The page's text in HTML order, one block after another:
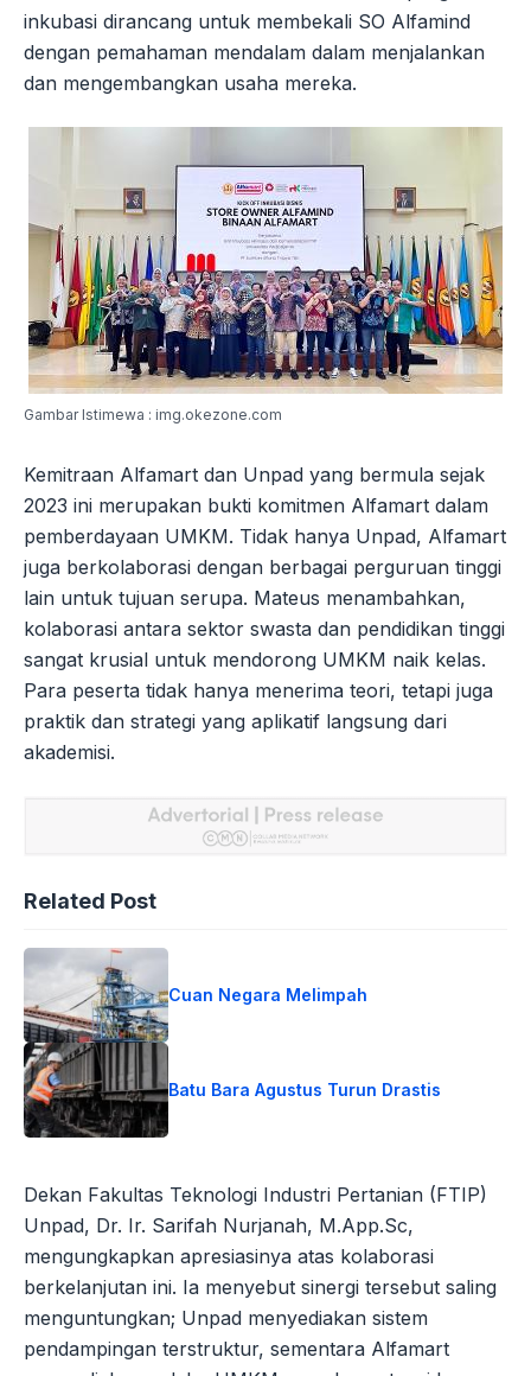
inkubasi dirancang untuk membekali SO Alfamind
dengan pemahaman mendalam dalam menjalankan
dan mengembangkan usaha mereka.
Gambar Istimewa : img.okezone.com
Kemitraan Alfamart dan Unpad yang bermula sejak
2023 ini merupakan bukti komitmen Alfamart dalam
pemberdayaan UMKM. Tidak hanya Unpad, Alfamart
juga berkolaborasi dengan berbagai perguruan tinggi
lain untuk tujuan serupa. Mateus menambahkan,
kolaborasi antara sektor swasta dan pendidikan tinggi
sangat krusial untuk mendorong UMKM naik kelas.
Para peserta tidak hanya menerima teori, tetapi juga
praktik dan strategi yang aplikatif langsung dari
akademisi.
Related Post
Cuan Negara Melimpah
Batu Bara Agustus Turun Drastis
Dekan Fakultas Teknologi Industri Pertanian (FTIP)
Unpad, Dr. Ir. Sarifah Nurjanah, M.App.Sc,
mengungkapkan apresiasinya atas kolaborasi
berkelanjutan ini. Ia menyebut sinergi tersebut saling
menguntungkan; Unpad menyediakan sistem
pendampingan terstruktur, sementara Alfamart